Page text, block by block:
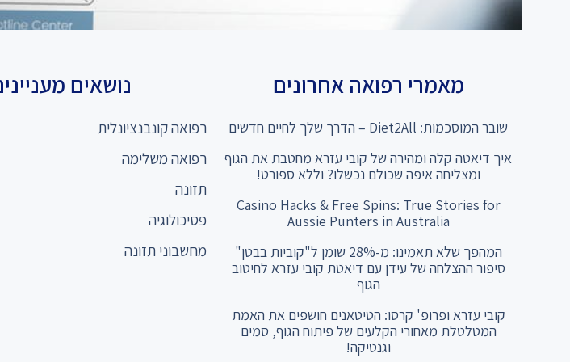
מאמרי רפואה אחרונים
שובר המוסכמות: Diet2All – הדרך שלך לחיים חדשים
איך דיאטה קלה ומהירה של קובי עזרא מחטבת את הגוף
ומצליחה איפה שכולם נכשלו? וללא ספורט!
Casino Hacks & Free Spins: True Stories for
Aussie Punters in Australia
המהפך שלא תאמינו: מ-28% שומן ל"קוביות בבטן"
סיפור ההצלחה של עידן עם דיאטת קובי עזרא לחיטוב
הגוף
קובי עזרא ופרופ' קרסו: הטיטאנים חושפים את האמת
המטלטלת מאחורי הקלעים של פיתוח הגוף, סמים
וגנטיקה!
נושאים
רפואה קונבנציונלית
רפואה משלימה
תזונה
פסיכולוגיה
מחשבוני תזונה